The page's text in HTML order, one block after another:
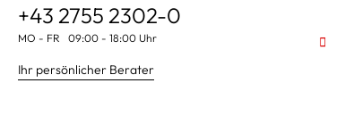
+43 2755 2302-0
MO - FR 09:00 - 18:00 Uhr
Ihr persönlicher Berater